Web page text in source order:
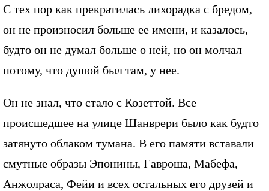
С тех пор как прекратилась лихорадка с бредом,
он не произносил больше ее имени, и казалось,
будто он не думал больше о ней, но он молчал
потому, что душой был там, у нее.
Он не знал, что стало с Козеттой. Все
происшедшее на улице Шанврери было как будто
затянуто облаком тумана. В его памяти вставали
смутные образы Эпонины, Гавроша, Мабефа,
Анжолраса, Фейи и всех остальных его друзей и